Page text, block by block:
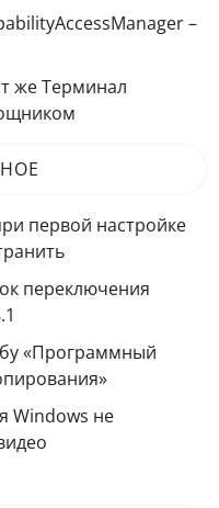
–
же Терминал
первой настройке
переключения
«Программный
Windows не